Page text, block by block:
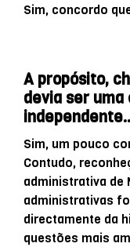
Sim, concordo
A propósito,
devia ser
Sim, um pouco
Contudo,
administrativa de
administrativas
directamente da
questões mais